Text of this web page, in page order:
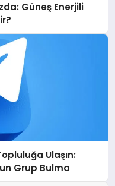
Güneş Enerjili
Ulaşın:
Grup Bulma